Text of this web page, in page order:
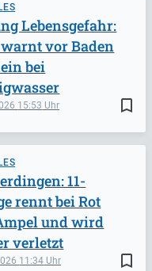
bookmark_border
15:53
Lebensgefahr:
warnt vor Baden
bei
bookmark_border
11:34
11-
rennt bei Rot
und wird
verletzt